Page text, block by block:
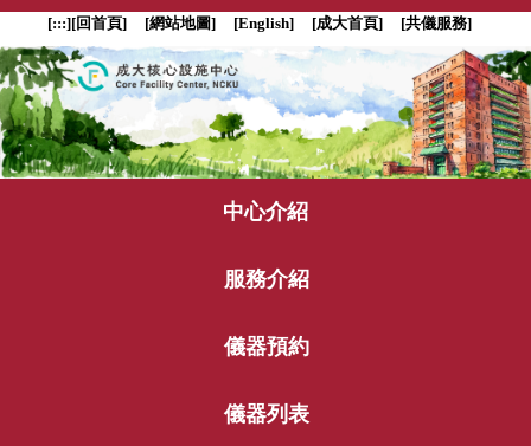
跳
主
要
內
容
區
[:::][回首頁] [網站地圖] [English] [成大首頁] [共儀服務]
中心介紹
服務介紹
儀器預約
儀器列表